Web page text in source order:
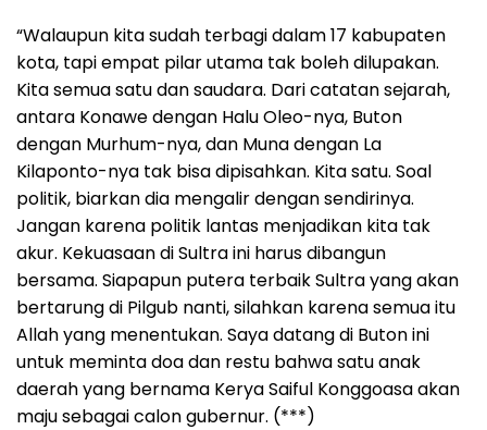
“Walaupun kita sudah terbagi dalam 17 kabupaten
kota, tapi empat pilar utama tak boleh dilupakan.
Kita semua satu dan saudara. Dari catatan sejarah,
antara Konawe dengan Halu Oleo-nya, Buton
dengan Murhum-nya, dan Muna dengan La
Kilaponto-nya tak bisa dipisahkan. Kita satu. Soal
politik, biarkan dia mengalir dengan sendirinya.
Jangan karena politik lantas menjadikan kita tak
akur. Kekuasaan di Sultra ini harus dibangun
bersama. Siapapun putera terbaik Sultra yang akan
bertarung di Pilgub nanti, silahkan karena semua itu
Allah yang menentukan. Saya datang di Buton ini
untuk meminta doa dan restu bahwa satu anak
daerah yang bernama Kerya Saiful Konggoasa akan
maju sebagai calon gubernur. (***)